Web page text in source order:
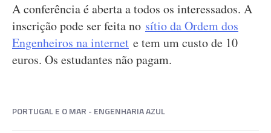
A conferência é aberta a todos os interessados. A
inscrição pode ser feita no sítio da Ordem dos
Engenheiros na internet e tem um custo de 10
euros. Os estudantes não pagam.
PORTUGAL E O MAR - ENGENHARIA AZUL